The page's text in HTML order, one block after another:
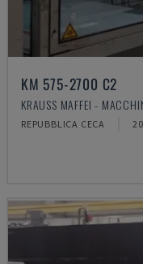
KM 575-2700 C2
KRAUSS MAFFEI -
REPUBBLICA CECA